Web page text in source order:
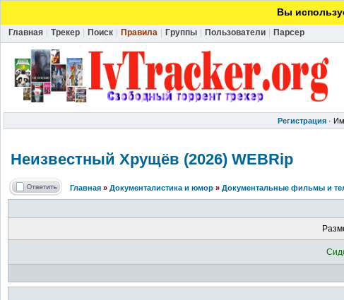
Вы
Главная Трекер Поиск Правила Группы Пользователи Парсер
Регистрация ·
Неизвестный Хрущёв (2026) WEBRip
Главная » Документалистика и юмор » Документальные фильмы и